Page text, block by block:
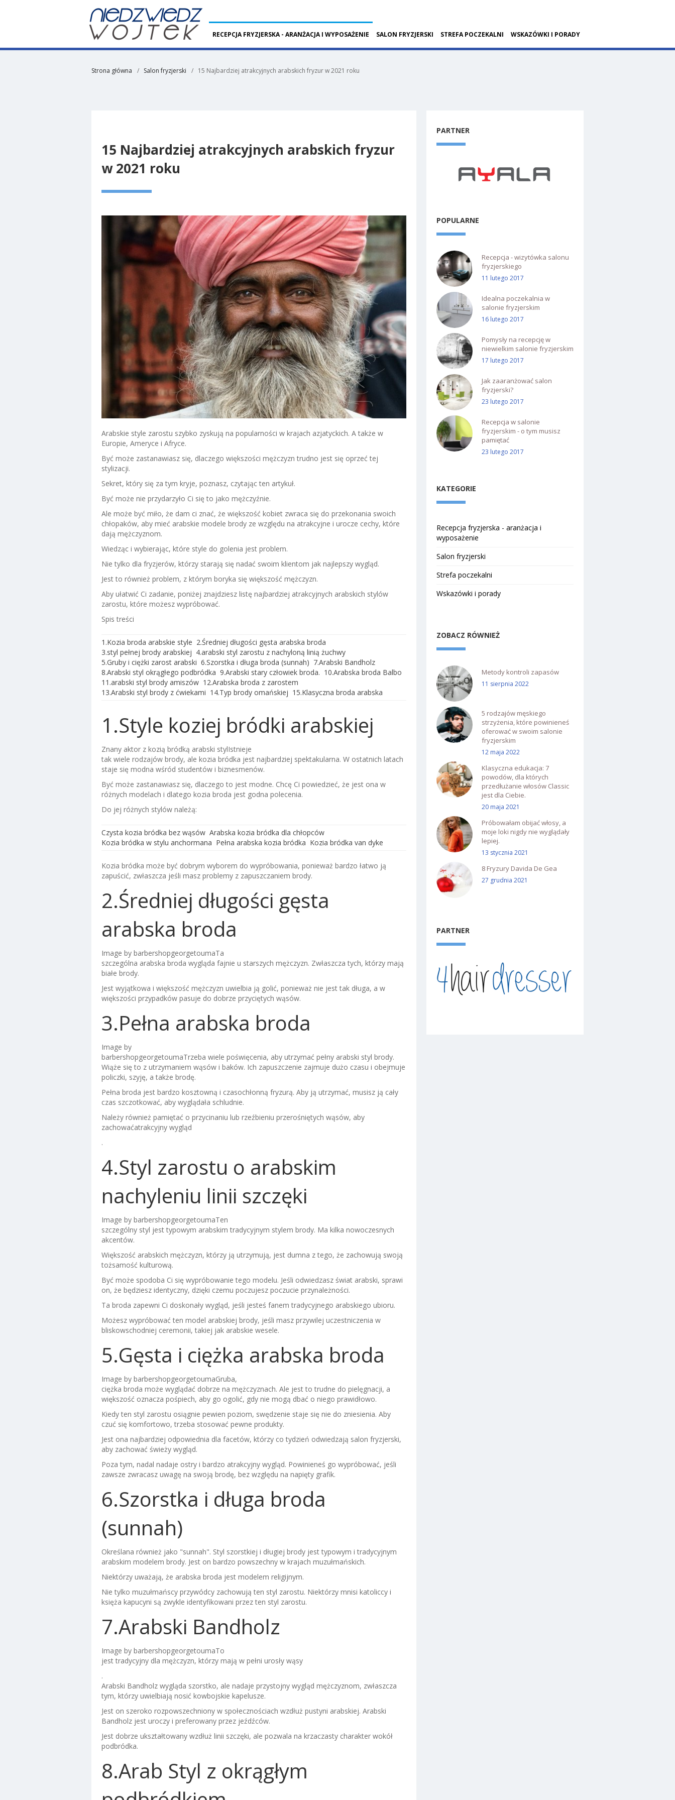
RECEPCJA FRYZJERSKA - ARANŻACJA I WYPOSAŻENIE SALON FRYZJERSKI STREFA POCZEKALNI WSKAZÓWKI I PORADY
Strona główna Salon fryzjerski 15 Najbardziej atrakcyjnych arabskich fryzur w 2021 roku
15 Najbardziej atrakcyjnych arabskich fryzur
w 2021 roku
Arabskie style zarostu szybko zyskują na popularności w krajach azjatyckich. A także w
Europie, Ameryce i Afryce.
Być może zastanawiasz się, dlaczego większości mężczyzn trudno jest się oprzeć tej
stylizacji.
Sekret, który się za tym kryje, poznasz, czytając ten artykuł.
Być może nie przydarzyło Ci się to jako mężczyźnie.
Ale może być miło, że dam ci znać, że większość kobiet zwraca się do przekonania swoich
chłopaków, aby mieć arabskie modele brody ze względu na atrakcyjne i urocze cechy, które
dają mężczyznom.
Wiedząc i wybierając, które style do golenia jest problem.
Nie tylko dla fryzjerów, którzy starają się nadać swoim klientom jak najlepszy wygląd.
Jest to również problem, z którym boryka się większość mężczyzn.
Aby ułatwić Ci zadanie, poniżej znajdziesz listę najbardziej atrakcyjnych arabskich stylów
zarostu, które możesz wypróbować.
Spis treści
1.Kozia broda arabskie style 2.Średniej długości gęsta arabska broda
3.styl pełnej brody arabskiej 4.arabski styl zarostu z nachyloną linią żuchwy
5.Gruby i ciężki zarost arabski 6.Szorstka i długa broda (sunnah) 7.Arabski Bandholz
8.Arabski styl okrągłego podbródka 9.Arabski stary człowiek broda. 10.Arabska broda Balbo
11.arabski styl brody amiszów 12.Arabska broda z zarostem
13.Arabski styl brody z ćwiekami 14.Typ brody omańskiej 15.Klasyczna broda arabska
1.Style koziej bródki arabskiej
Znany aktor z kozią bródką arabski stylIstnieje
tak wiele rodzajów brody, ale kozia bródka jest najbardziej spektakularna. W ostatnich latach
staje się modna wśród studentów i biznesmenów.
Być może zastanawiasz się, dlaczego to jest modne. Chcę Ci powiedzieć, że jest ona w
różnych modelach i dlatego kozia broda jest godna polecenia.
Do jej różnych stylów należą:
Czysta kozia bródka bez wąsów Arabska kozia bródka dla chłopców
Kozia bródka w stylu anchormana Pełna arabska kozia bródka Kozia bródka van dyke
Kozia bródka może być dobrym wyborem do wypróbowania, ponieważ bardzo łatwo ją
zapuścić, zwłaszcza jeśli masz problemy z zapuszczaniem brody.
2.Średniej długości gęsta
arabska broda
Image by barbershopgeorgetoumaTa
szczególna arabska broda wygląda fajnie u starszych mężczyzn. Zwłaszcza tych, którzy mają
białe brody.
Jest wyjątkowa i większość mężczyzn uwielbia ją golić, ponieważ nie jest tak długa, a w
większości przypadków pasuje do dobrze przyciętych wąsów.
3.Pełna arabska broda
Image by
barbershopgeorgetoumaTrzeba wiele poświęcenia, aby utrzymać pełny arabski styl brody.
Wiąże się to z utrzymaniem wąsów i baków. Ich zapuszczenie zajmuje dużo czasu i obejmuje
policzki, szyję, a także brodę.
Pełna broda jest bardzo kosztowną i czasochłonną fryzurą. Aby ją utrzymać, musisz ją cały
czas szczotkować, aby wyglądała schludnie.
Należy również pamiętać o przycinaniu lub rzeźbieniu przerośniętych wąsów, aby
zachowaćatrakcyjny wygląd
.
4.Styl zarostu o arabskim
nachyleniu linii szczęki
Image by barbershopgeorgetoumaTen
szczególny styl jest typowym arabskim tradycyjnym stylem brody. Ma kilka nowoczesnych
akcentów.
Większość arabskich mężczyzn, którzy ją utrzymują, jest dumna z tego, że zachowują swoją
tożsamość kulturową.
Być może spodoba Ci się wypróbowanie tego modelu. Jeśli odwiedzasz świat arabski, sprawi
on, że będziesz identyczny, dzięki czemu poczujesz poczucie przynależności.
Ta broda zapewni Ci doskonały wygląd, jeśli jesteś fanem tradycyjnego arabskiego ubioru.
Możesz wypróbować ten model arabskiej brody, jeśli masz przywilej uczestniczenia w
bliskowschodniej ceremonii, takiej jak arabskie wesele.
5.Gęsta i ciężka arabska broda
Image by barbershopgeorgetoumaGruba,
ciężka broda może wyglądać dobrze na mężczyznach. Ale jest to trudne do pielęgnacji, a
większość oznacza pośpiech, aby go ogolić, gdy nie mogą dbać o niego prawidłowo.
Kiedy ten styl zarostu osiągnie pewien poziom, swędzenie staje się nie do zniesienia. Aby
czuć się komfortowo, trzeba stosować pewne produkty.
Jest ona najbardziej odpowiednia dla facetów, którzy co tydzień odwiedzają salon fryzjerski,
aby zachować świeży wygląd.
Poza tym, nadal nadaje ostry i bardzo atrakcyjny wygląd. Powinieneś go wypróbować, jeśli
zawsze zwracasz uwagę na swoją brodę, bez względu na napięty grafik.
6.Szorstka i długa broda
(sunnah)
Określana również jako "sunnah". Styl szorstkiej i długiej brody jest typowym i tradycyjnym
arabskim modelem brody. Jest on bardzo powszechny w krajach muzułmańskich.
Niektórzy uważają, że arabska broda jest modelem religijnym.
Nie tylko muzułmańscy przywódcy zachowują ten styl zarostu. Niektórzy mnisi katoliccy i
księża kapucyni są zwykle identyfikowani przez ten styl zarostu.
7.Arabski Bandholz
Image by barbershopgeorgetoumaTo
jest tradycyjny dla mężczyzn, którzy mają w pełni urosły wąsy
.
Arabski Bandholz wygląda szorstko, ale nadaje przystojny wygląd mężczyznom, zwłaszcza
tym, którzy uwielbiają nosić kowbojskie kapelusze.
Jest on szeroko rozpowszechniony w społecznościach wzdłuż pustyni arabskiej. Arabski
Bandholz jest uroczy i preferowany przez jeźdźców.
Jest dobrze ukształtowany wzdłuż linii szczęki, ale pozwala na krzaczasty charakter wokół
podbródka.
8.Arab Styl z okrągłym
PARTNER
POPULARNE
Recepcja - wizytówka salonu
fryzjerskiego
11 lutego 2017
Idealna poczekalnia w
salonie fryzjerskim
16 lutego 2017
Pomysły na recepcję w
niewielkim salonie fryzjerskim
17 lutego 2017
Jak zaaranżować salon
fryzjerski?
23 lutego 2017
Recepcja w salonie
fryzjerskim - o tym musisz
pamiętać
23 lutego 2017
KATEGORIE
Recepcja fryzjerska - aranżacja i
wyposażenie
Salon fryzjerski
Strefa poczekalni
Wskazówki i porady
ZOBACZ RÓWNIEŻ
Metody kontroli zapasów
11 sierpnia 2022
5 rodzajów męskiego
strzyżenia, które powinieneś
oferować w swoim salonie
fryzjerskim
12 maja 2022
Klasyczna edukacja: 7
powodów, dla których
przedłużanie włosów Classic
jest dla Ciebie.
20 maja 2021
Próbowałam obijać włosy, a
moje loki nigdy nie wyglądały
lepiej.
13 stycznia 2021
8 Fryzury Davida De Gea
27 grudnia 2021
PARTNER